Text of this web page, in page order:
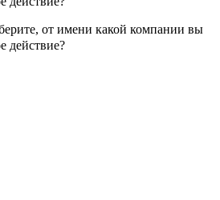
от имени какой компании вы
действие?